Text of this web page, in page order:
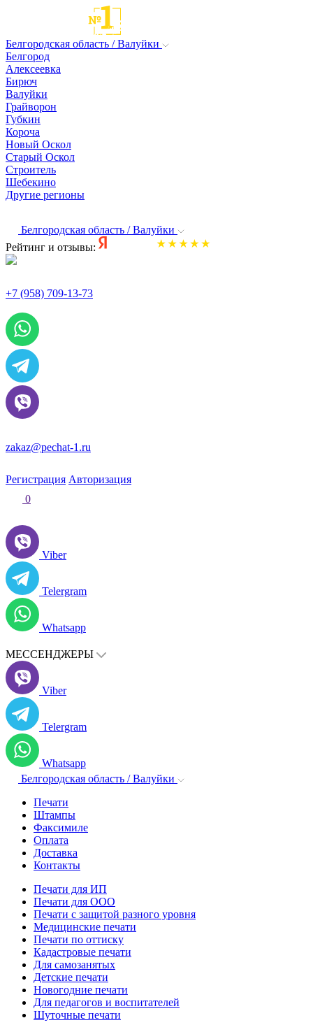
Белгородская область / Валуйки
Белгород
Алексеевка
Бирюч
Валуйки
Грайворон
Губкин
Короча
Новый Оскол
Старый Оскол
Строитель
Шебекино
Другие регионы
Белгородская область / Валуйки
Рейтинг и отзывы:
+7 (958) 709-13-73
zakaz@pechat-1.ru
Регистрация Авторизация
0
Viber
Telergram
Whatsapp
МЕССЕНДЖЕРЫ
Viber
Telergram
Whatsapp
Белгородская область / Валуйки
Печати
Штампы
Факсимиле
Оплата
Доставка
Контакты
Печати для ИП
Печати для ООО
Печати с защитой разного уровня
Медицинские печати
Печати по оттиску
Кадастровые печати
Для самозанятых
Детские печати
Новогодние печати
Для педагогов и воспитателей
Шуточные печати